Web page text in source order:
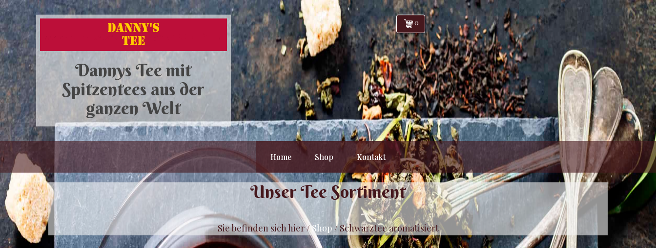
Dannys Tee mit
Spitzentees aus der
ganzen Welt
0
Home Shop Kontakt
Unser Tee Sortiment
Sie befinden sich hier /Shop / Schwarztee aromatisiert